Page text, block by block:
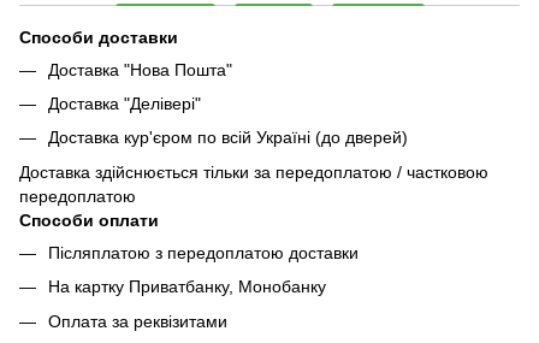
Способи доставки
Доставка "Нова Пошта"
Доставка "Делівері"
Доставка кур'єром по всій Україні (до дверей)
Доставка здійснюється тільки за передоплатою / частковою
передоплатою
Способи оплати
Післяплатою з передоплатою доставки
На картку Приватбанку, Монобанку
Оплата за реквізитами